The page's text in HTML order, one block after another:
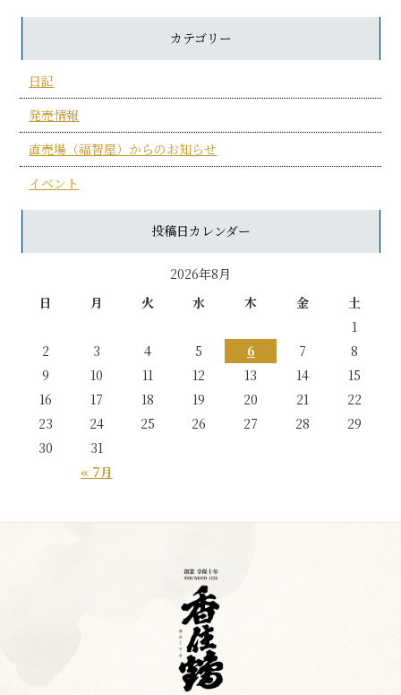
カテゴリー
日記
発売情報
直売場（福智屋）からのお知らせ
イベント
投稿日カレンダー
2026年8月
日
月 火 水 木 金 土
« 7月
1
2
3 4 5 6 7
8
9
10 11 12 13 14
15
16
17 18 19 20 21
22
23
24 25 26 27 28
29
30
31